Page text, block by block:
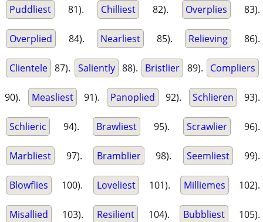
Puddliest 81). Chilliest 82). Overplies 83).
Overplied 84). Nearliest 85). Relieving 86).
Clientele 87). Saliently 88). Bristlier 89). Compliers
90). Measliest 91). Panoplied 92). Schlieren 93).
Schlieric 94). Brawliest 95). Scrawlier 96).
Marbliest 97). Bramblier 98). Seemliest 99).
Blowflies 100). Loveliest 101). Milliemes 102).
Misallied 103). Resilient 104). Bubbliest 105).